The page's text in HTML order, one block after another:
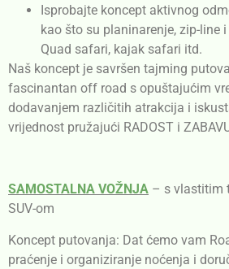
Isprobajte koncept aktivnog
kao što su planinarenje, zip-line
Quad safari, kajak safari itd.
Naš koncept je savršen tajming
fascinantan off road s opuštajućim
dodavanjem različitih atrakcija i
vrijednost pružajući RADOST i
SAMOSTALNA VOŽNJA – s vlastitim
SUV-om
Koncept putovanja: Dat ćemo vam
praćenje i organiziranje noćenja i